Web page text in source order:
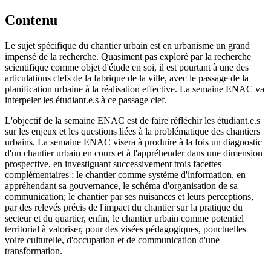
Contenu
Le sujet spécifique du chantier urbain est en urbanisme un grand
impensé de la recherche. Quasiment pas exploré par la recherche
scientifique comme objet d'étude en soi, il est pourtant à une des
articulations clefs de la fabrique de la ville, avec le passage de la
planification urbaine à la réalisation effective. La semaine ENAC va
interpeler les étudiant.e.s à ce passage clef.
L'objectif de la semaine ENAC est de faire réfléchir les étudiant.e.s
sur les enjeux et les questions liées à la problématique des chantiers
urbains. La semaine ENAC visera à produire à la fois un diagnostic
d'un chantier urbain en cours et à l'appréhender dans une dimension
prospective, en investiguant successivement trois facettes
complémentaires : le chantier comme système d'information, en
appréhendant sa gouvernance, le schéma d'organisation de sa
communication; le chantier par ses nuisances et leurs perceptions,
par des relevés précis de l'impact du chantier sur la pratique du
secteur et du quartier, enfin, le chantier urbain comme potentiel
territorial à valoriser, pour des visées pédagogiques, ponctuelles
voire culturelle, d'occupation et de communication d'une
transformation.